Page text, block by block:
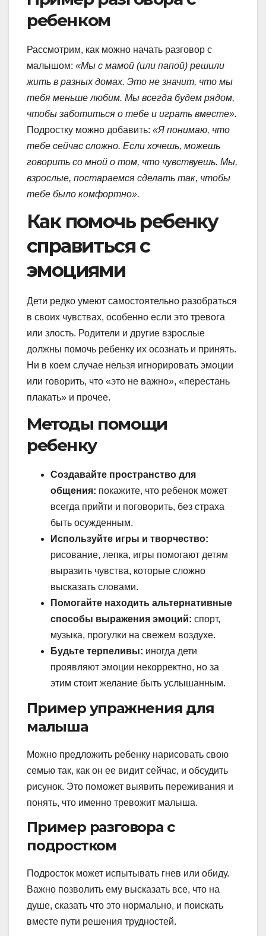
ребенком
Рассмотрим, как можно начать разговор с
малышом: «Мы с мамой (или папой) решили
жить в разных домах. Это не значит, что мы
тебя меньше любим. Мы всегда будем рядом,
чтобы заботиться о тебе и играть вместе».
Подростку можно добавить: «Я понимаю, что
тебе сейчас сложно. Если хочешь, можешь
говорить со мной о том, что чувствуешь. Мы,
взрослые, постараемся сделать так, чтобы
тебе было комфортно».
Как помочь ребенку
справиться с
эмоциями
Дети редко умеют самостоятельно разобраться
в своих чувствах, особенно если это тревога
или злость. Родители и другие взрослые
должны помочь ребенку их осознать и принять.
Ни в коем случае нельзя игнорировать эмоции
или говорить, что «это не важно», «перестань
плакать» и прочее.
Методы помощи
ребенку
Создавайте пространство для
общения: покажите, что ребенок может
всегда прийти и поговорить, без страха
быть осужденным.
Используйте игры и творчество:
рисование, лепка, игры помогают детям
выразить чувства, которые сложно
высказать словами.
Помогайте находить альтернативные
способы выражения эмоций: спорт,
музыка, прогулки на свежем воздухе.
Будьте терпеливы: иногда дети
проявляют эмоции некорректно, но за
этим стоит желание быть услышанным.
Пример упражнения для
малыша
Можно предложить ребенку нарисовать свою
семью так, как он ее видит сейчас, и обсудить
рисунок. Это поможет выявить переживания и
понять, что именно тревожит малыша.
Пример разговора с
подростком
Подросток может испытывать гнев или обиду.
Важно позволить ему высказать все, что на
душе, сказать что это нормально, и поискать
вместе пути решения трудностей.